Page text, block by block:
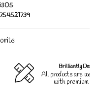
Brilliantly
All products are
with premium